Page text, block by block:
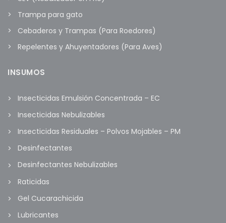
Trampa para gato
Cebaderos y Trampas (Para Roedores)
Repelentes y Ahuyentadores (Para Aves)
INSUMOS
Insecticidas Emulsión Concentrada – EC
Insecticidas Nebulizables
Insecticidas Residuales – Polvos Mojables – PM
Desinfectantes
Desinfectantes Nebulizables
Raticidas
Gel Cucarachicida
Lubricantes